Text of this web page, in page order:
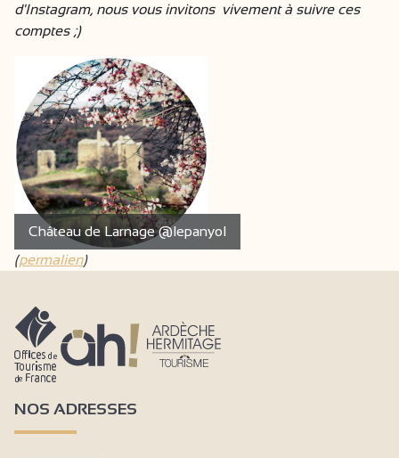
d'Instagram, nous vous invitons vivement à suivre ces
comptes ;)
Château de Larnage @lepanyol
(permalien)
NOS ADRESSES